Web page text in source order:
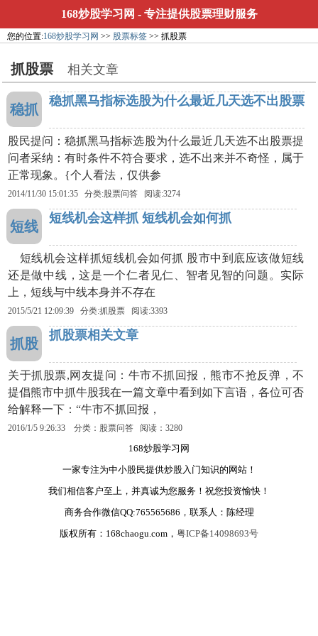
168炒股学习网 - 专注提供股票理财服务
您的位置:168炒股学习网 >> 股票标签 >> 抓股票
抓股票 相关文章
稳抓
稳抓黑马指标选股为什么最近几天选不出股票
股民提问：稳抓黑马指标选股为什么最近几天选不出股票提
问者采纳：有时条件不符合要求，选不出来并不奇怪，属于
正常现象。{个人看法，仅供参
2014/11/30 15:01:35 分类:股票问答 阅读:3274
短线
短线机会这样抓 短线机会如何抓
短线机会这样抓短线机会如何抓 股市中到底应该做短线
还是做中线，这是一个仁者见仁、智者见智的问题。实际
上，短线与中线本身并不存在
2015/5/21 12:09:39 分类:抓股票 阅读:3393
抓股
抓股票相关文章
关于抓股票,网友提问：牛市不抓回报，熊市不抢反弹，不
提倡熊市中抓牛股我在一篇文章中看到如下言语，各位可否
给解释一下：“牛市不抓回报，
2016/1/5 9:26:33 分类：股票问答 阅读：3280
168炒股学习网
一家专注为中小股民提供炒股入门知识的网站！
我们相信客户至上，并真诚为您服务！祝您投资愉快！
商务合作微信QQ:765565686，联系人：陈经理
版权所有：168chaogu.com， 粤ICP备14098693号